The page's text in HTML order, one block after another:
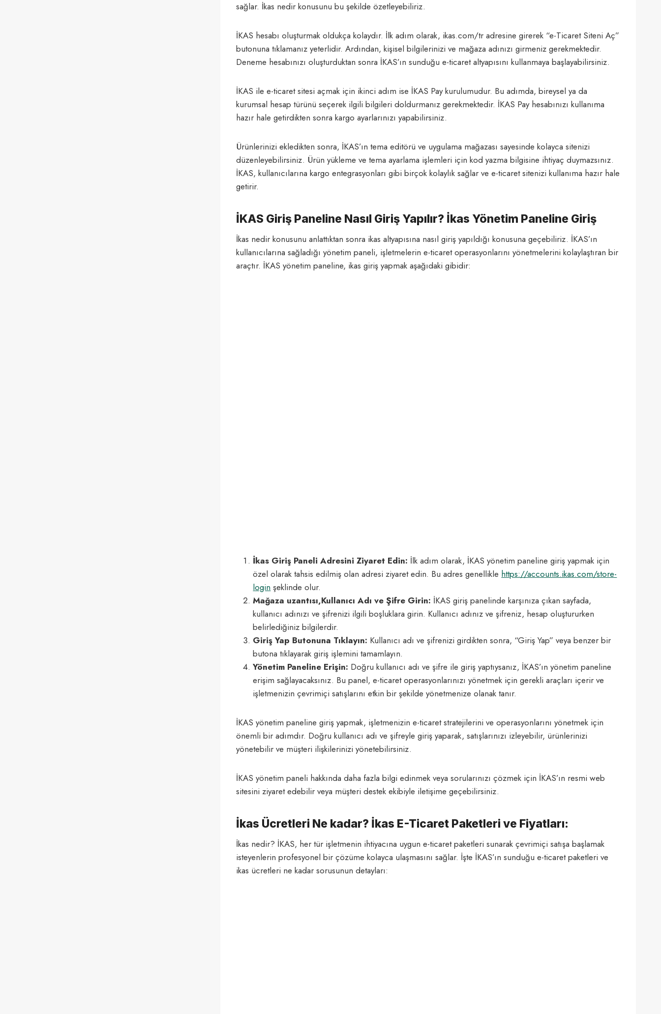
sağlar. İkas nedir konusunu bu şekilde özetleyebiliriz.
İKAS hesabı oluşturmak oldukça kolaydır. İlk adım olarak, ikas.com/tr adresine girerek “e-Ticaret Siteni Aç”
butonuna tıklamanız yeterlidir. Ardından, kişisel bilgilerinizi ve mağaza adınızı girmeniz gerekmektedir.
Deneme hesabınızı oluşturduktan sonra İKAS’ın sunduğu e-ticaret altyapısını kullanmaya başlayabilirsiniz.
İKAS ile e-ticaret sitesi açmak için ikinci adım ise İKAS Pay kurulumudur. Bu adımda, bireysel ya da
kurumsal hesap türünü seçerek ilgili bilgileri doldurmanız gerekmektedir. İKAS Pay hesabınızı kullanıma
hazır hale getirdikten sonra kargo ayarlarınızı yapabilirsiniz.
Ürünlerinizi ekledikten sonra, İKAS’ın tema editörü ve uygulama mağazası sayesinde kolayca sitenizi
düzenleyebilirsiniz. Ürün yükleme ve tema ayarlama işlemleri için kod yazma bilgisine ihtiyaç duymazsınız.
İKAS, kullanıcılarına kargo entegrasyonları gibi birçok kolaylık sağlar ve e-ticaret sitenizi kullanıma hazır hale
getirir.
İKAS Giriş Paneline Nasıl Giriş Yapılır? İkas Yönetim Paneline Giriş
İkas nedir konusunu anlattıktan sonra ikas altyapısına nasıl giriş yapıldığı konusuna geçebiliriz. İKAS’ın
kullanıcılarına sağladığı yönetim paneli, işletmelerin e-ticaret operasyonlarını yönetmelerini kolaylaştıran bir
araçtır. İKAS yönetim paneline, ikas giriş yapmak aşağıdaki gibidir:
İkas Giriş Paneli Adresini Ziyaret Edin: İlk adım olarak, İKAS yönetim paneline giriş yapmak için
özel olarak tahsis edilmiş olan adresi ziyaret edin. Bu adres genellikle https://accounts.ikas.com/store-
login şeklinde olur.
Mağaza uzantısı,Kullanıcı Adı ve Şifre Girin: İKAS giriş panelinde karşınıza çıkan sayfada,
kullanıcı adınızı ve şifrenizi ilgili boşluklara girin. Kullanıcı adınız ve şifreniz, hesap oluştururken
belirlediğiniz bilgilerdir.
Giriş Yap Butonuna Tıklayın: Kullanıcı adı ve şifrenizi girdikten sonra, “Giriş Yap” veya benzer bir
butona tıklayarak giriş işlemini tamamlayın.
Yönetim Paneline Erişin: Doğru kullanıcı adı ve şifre ile giriş yaptıysanız, İKAS’ın yönetim paneline
erişim sağlayacaksınız. Bu panel, e-ticaret operasyonlarınızı yönetmek için gerekli araçları içerir ve
işletmenizin çevrimiçi satışlarını etkin bir şekilde yönetmenize olanak tanır.
İKAS yönetim paneline giriş yapmak, işletmenizin e-ticaret stratejilerini ve operasyonlarını yönetmek için
önemli bir adımdır. Doğru kullanıcı adı ve şifreyle giriş yaparak, satışlarınızı izleyebilir, ürünlerinizi
yönetebilir ve müşteri ilişkilerinizi yönetebilirsiniz.
İKAS yönetim paneli hakkında daha fazla bilgi edinmek veya sorularınızı çözmek için İKAS’ın resmi web
sitesini ziyaret edebilir veya müşteri destek ekibiyle iletişime geçebilirsiniz.
İkas Ücretleri Ne kadar? İkas E-Ticaret Paketleri ve Fiyatları:
İkas nedir? İKAS, her tür işletmenin ihtiyacına uygun e-ticaret paketleri sunarak çevrimiçi satışa başlamak
isteyenlerin profesyonel bir çözüme kolayca ulaşmasını sağlar. İşte İKAS’ın sunduğu e-ticaret paketleri ve
ikas ücretleri ne kadar sorusunun detayları: